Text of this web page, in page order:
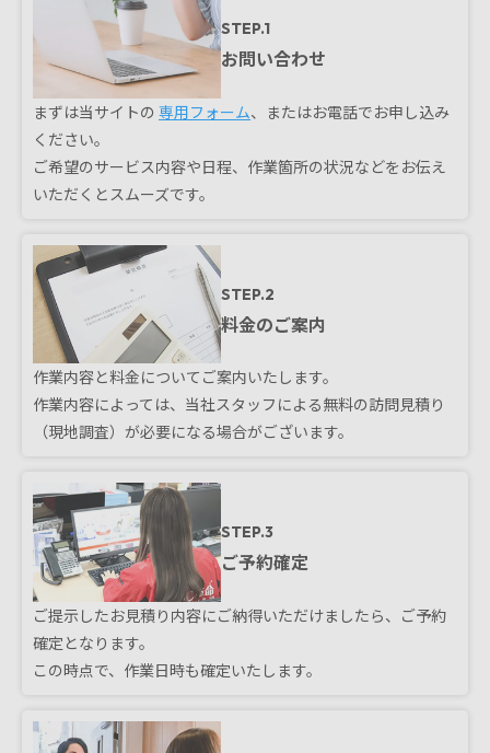
STEP.1
お問い合わせ
まずは当サイトの 専用フォーム、またはお電話でお申し込み
ください。
ご希望のサービス内容や日程、作業箇所の状況などをお伝え
いただくとスムーズです。
STEP.2
料金のご案内
作業内容と料金についてご案内いたします。
作業内容によっては、当社スタッフによる無料の訪問見積り
（現地調査）が必要になる場合がございます。
STEP.3
ご予約確定
ご提示したお見積り内容にご納得いただけましたら、ご予約
確定となります。
この時点で、作業日時も確定いたします。